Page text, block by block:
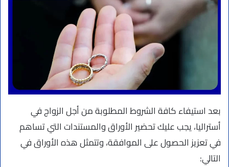
بعد استيفاء كافة الشروط المطلوبة من أجل الزواج في
أستراليا، يجب عليك تحضير الأوراق والمستندات التي تساهم
في تعزيز الحصول على الموافقة، وتتمثل هذه الأوراق في
التالي: